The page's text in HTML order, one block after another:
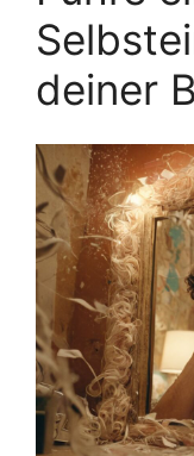
deiner